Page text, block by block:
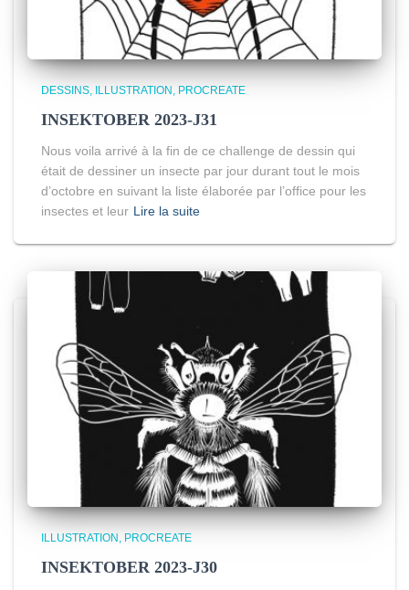
DESSINS ILLUSTRATION PROCREATE
INSEKTOBER 2023-J31
Nous voila arrivé à la fin de ce challenge de dessin qui
était de dessiner un insecte par jour durant tout le mois
d’octobre en suivant la liste élaborée par l’office pour les
insectes et leur Lire la suite
ILLUSTRATION PROCREATE
INSEKTOBER 2023-J30